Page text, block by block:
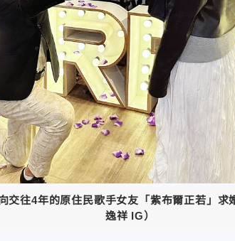
交往4年的原住民歌手女友「紫布爾正若」求
逸祥 IG）